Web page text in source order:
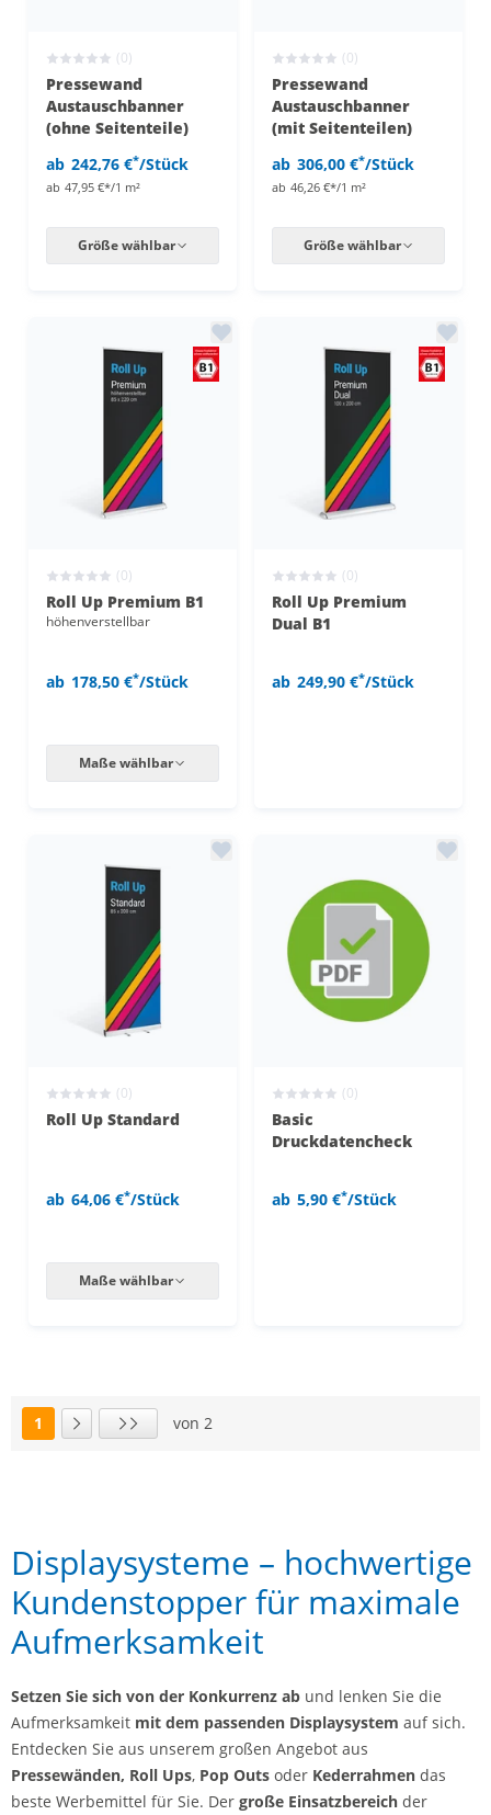
(0)
Pressewand
Austauschbanner
(ohne Seitenteile)
ab 242,76 €*/Stück
ab 47,95 €*/1 m²
Größe wählbar
(0)
Pressewand
Austauschbanner
(mit Seitenteilen)
ab 306,00 €*/Stück
ab 46,26 €*/1 m²
Größe wählbar
(0)
Roll Up Premium B1
höhenverstellbar
ab 178,50 €*/Stück
Maße wählbar
(0)
Roll Up Premium
Dual B1
ab 249,90 €*/Stück
(0)
Roll Up Standard
ab 64,06 €*/Stück
Maße wählbar
(0)
Basic
Druckdatencheck
ab 5,90 €*/Stück
Seite
1
Nächste Seite
Letzte Seite
von 2
Displaysysteme – hochwertige
Kundenstopper für maximale
Aufmerksamkeit
Setzen Sie sich von der Konkurrenz ab und lenken Sie die
Aufmerksamkeit mit dem passenden Displaysystem auf sich.
Entdecken Sie aus unserem großen Angebot aus
Pressewänden, Roll Ups, Pop Outs oder Kederrahmen das
beste Werbemittel für Sie. Der große Einsatzbereich der